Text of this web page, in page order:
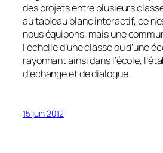
des projets entre plusieurs
au tableau blanc interactif, ce
nous équipons, mais une
l’échelle d’une classe ou d’une
rayonnant ainsi dans l’école,
d’échange et de dialogue.
15 juin 2012